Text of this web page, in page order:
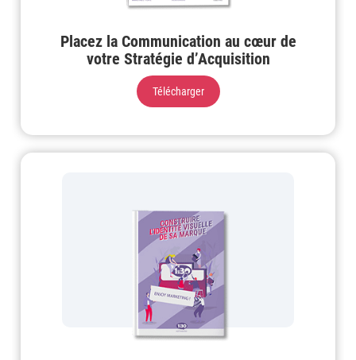
Placez la Communication au cœur de
votre Stratégie d’Acquisition
Télécharger